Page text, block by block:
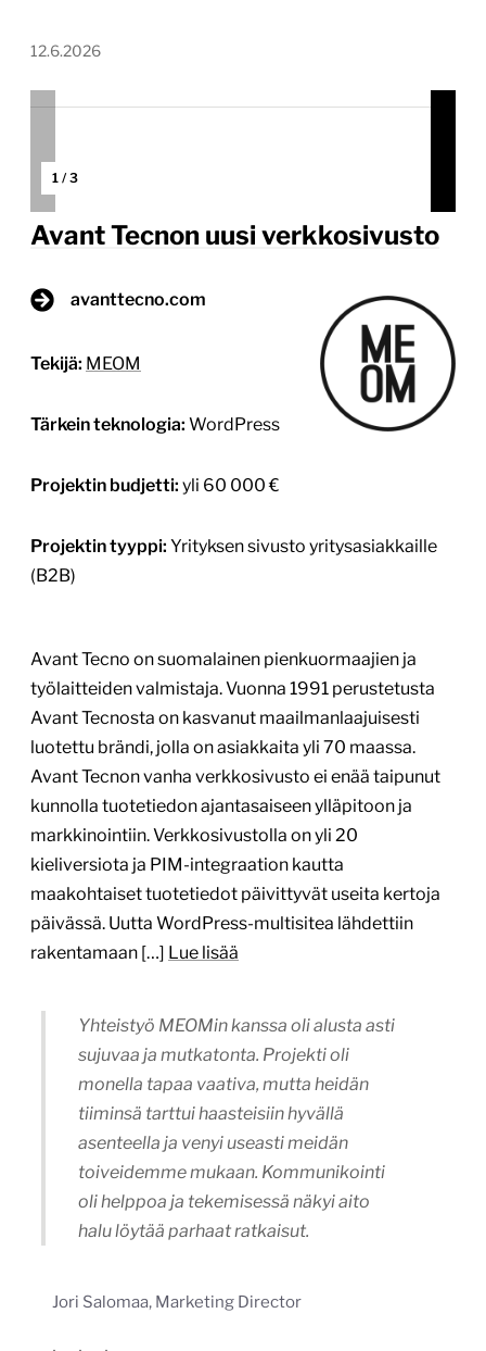
12.6.2026
1 / 3
Avant Tecnon uusi verkkosivusto
avanttecno.com
Tekijä: MEOM
Tärkein teknologia: WordPress
Projektin budjetti: yli 60 000 €
Projektin tyyppi: Yrityksen sivusto yritysasiakkaille
(B2B)
Avant Tecno on suomalainen pienkuormaajien ja
työlaitteiden valmistaja. Vuonna 1991 perustetusta
Avant Tecnosta on kasvanut maailmanlaajuisesti
luotettu brändi, jolla on asiakkaita yli 70 maassa.
Avant Tecnon vanha verkkosivusto ei enää taipunut
kunnolla tuotetiedon ajantasaiseen ylläpitoon ja
markkinointiin. Verkkosivustolla on yli 20
kieliversiota ja PIM-integraation kautta
maakohtaiset tuotetiedot päivittyvät useita kertoja
päivässä. Uutta WordPress-multisitea lähdettiin
rakentamaan […] Lue lisää
Yhteistyö MEOMin kanssa oli alusta asti
sujuvaa ja mutkatonta. Projekti oli
monella tapaa vaativa, mutta heidän
tiiminsä tarttui haasteisiin hyvällä
asenteella ja venyi useasti meidän
toiveidemme mukaan. Kommunikointi
oli helppoa ja tekemisessä näkyi aito
halu löytää parhaat ratkaisut.
Jori Salomaa, Marketing Director